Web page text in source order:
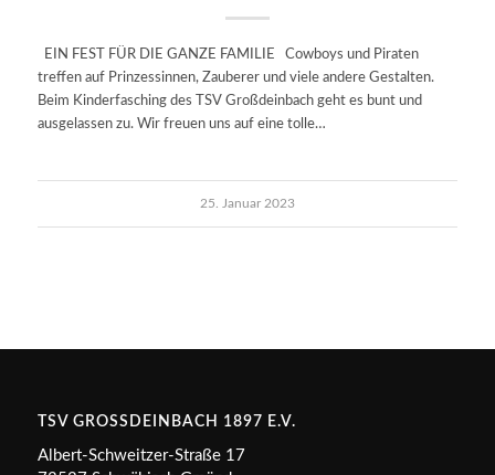
EIN FEST FÜR DIE GANZE FAMILIE Cowboys und Piraten
treffen auf Prinzessinnen, Zauberer und viele andere Gestalten.
Beim Kinderfasching des TSV Großdeinbach geht es bunt und
ausgelassen zu. Wir freuen uns auf eine tolle…
25. Januar 2023
TSV GROSSDEINBACH 1897 E.V.
Albert-Schweitzer-Straße 17